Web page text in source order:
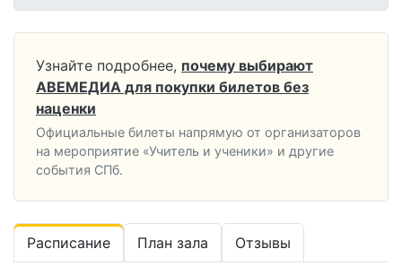
Узнайте подробнее, почему выбирают
АВЕМЕДИА для покупки билетов без
наценки
Официальные билеты напрямую от организаторов
на мероприятие «Учитель и ученики» и другие
события СПб.
Расписание План зала Отзывы